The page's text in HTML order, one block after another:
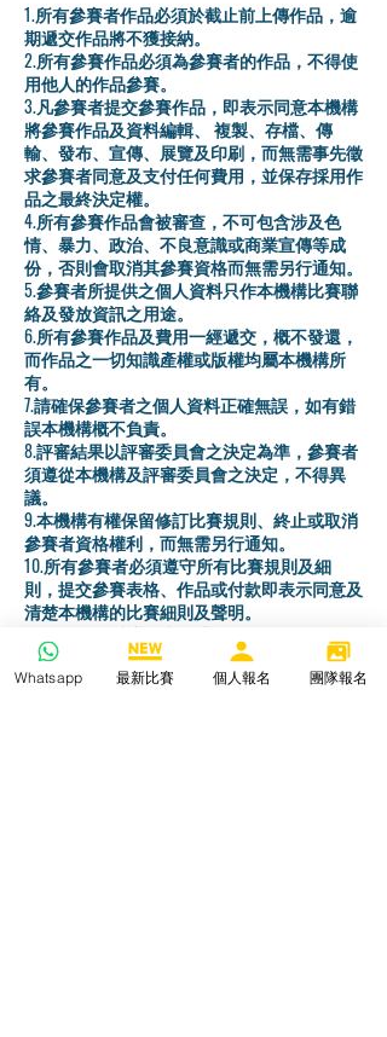
1.所有參賽者作品必須於截止前上傳作品，逾
期遞交作品將不獲接納。
2.所有參賽作品必須為參賽者的作品，不得使
用他人的作品參賽。
3.凡參賽者提交參賽作品，即表示同意本機構
將參賽作品及資料編輯、 複製、存檔、傳
輸、發布、宣傳、展覽及印刷，而無需事先徵
求參賽者同意及支付任何費用，並保存採用作
品之最終決定權。
4.所有參賽作品會被審查，不可包含涉及色
情、暴力、政治、不良意識或商業宣傳等成
份，否則會取消其參賽資格而無需另行通知。
5.參賽者所提供之個人資料只作本機構比賽聯
絡及發放資訊之用途。
6.所有參賽作品及費用一經遞交，概不發還，
而作品之一切知識產權或版權均屬本機構所
有。
7.請確保參賽者之個人資料正確無誤，如有錯
誤本機構概不負責。
8.評審結果以評審委員會之決定為準，參賽者
須遵從本機構及評審委員會之決定，不得異
議。
9.本機構有權保留修訂比賽規則、終止或取消
參賽者資格權利，而無需另行通知。
10.所有參賽者必須遵守所有比賽規則及細
則，提交參賽表格、作品或付款即表示同意及
清楚本機構的比賽細則及聲明。
11.如有任何爭議，本機構保留最後權利。
Whatsapp 最新比賽 個人報名 團隊報名